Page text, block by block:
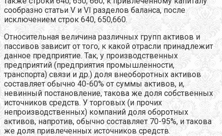
сообразно статьи V и VI разделов баланса, после
исключением строк 640, 650,660.
Относительная величина различных групп активов и
пассивов зависит от того, к какой отрасли принадлежит
данное предприятие. Так, у производственных
предприятий (предприятия промышленности,
транспорта) связи и др.) доля внеоборотных активов
составляет обычно 40-60% от суммы активов, и,
невинный постановление, такова же доля собственных
источников средств. У торговых (и прочих
непроизводственных) компаний доля оборотных
активов, напротив, обычно составляет 70-95%, и такова
же доля привлеченных источников средств.